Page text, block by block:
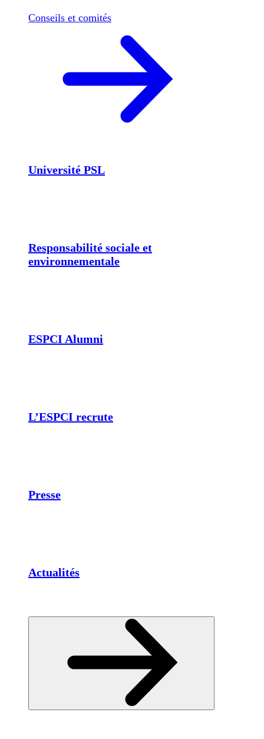
Conseils et comités
Université PSL
Responsabilité sociale et
environnementale
ESPCI Alumni
L’ESPCI recrute
Presse
Actualités